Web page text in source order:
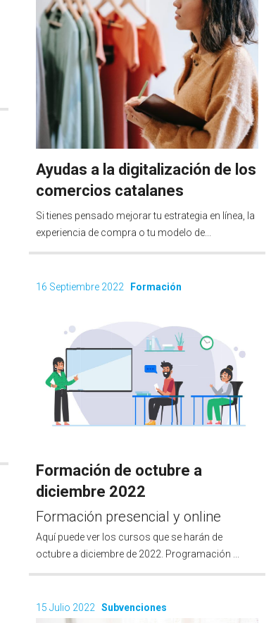
Ayudas a la digitalización de los
comercios catalanes
Si tienes pensado mejorar tu estrategia en línea, la
experiencia de compra o tu modelo de...
16 Septiembre 2022 Formación
Formación de octubre a
diciembre 2022
Formación presencial y online
Aquí puede ver los cursos que se harán de
octubre a diciembre de 2022. Programación ...
15 Julio 2022 Subvenciones